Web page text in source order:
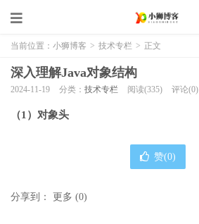
当前位置： 小狮博客 > 技术专栏 > 正文
深入理解Java对象结构
2024-11-19 分类： 技术专栏 阅读(335) 评论(0)
（1）对象头
赞(0)
分享到： 更多 (0)